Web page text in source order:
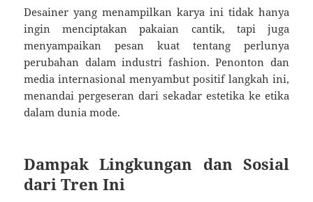
Desainer yang menampilkan karya ini tidak hanya
ingin menciptakan pakaian cantik, tapi juga
menyampaikan pesan kuat tentang perlunya
perubahan dalam industri fashion. Penonton dan
media internasional menyambut positif langkah ini,
menandai pergeseran dari sekadar estetika ke etika
dalam dunia mode.
Dampak Lingkungan dan Sosial
dari Tren Ini